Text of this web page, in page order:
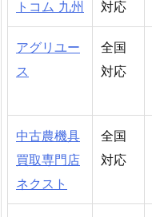
トコム 九州
対応
アグリユー
ス
全国
対応
中古農機具
買取専門店
ネクスト
全国
対応